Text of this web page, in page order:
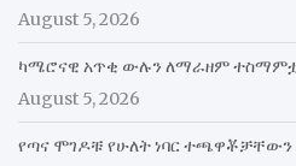
August 5, 2026
ካሜሮናዊ አጥቂ ውሉን ለማራዘም
August 5, 2026
የጣና ሞገዶቹ የሁለት ነባር